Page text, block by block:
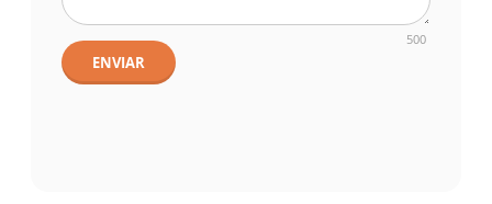
500
ENVIAR